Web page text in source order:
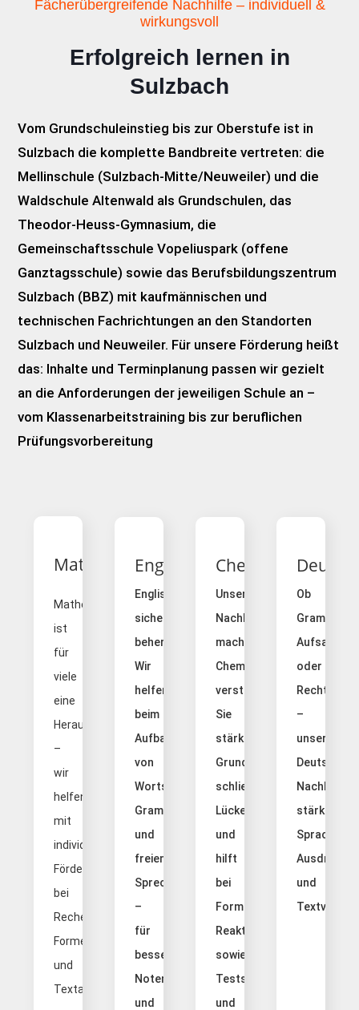
Fächerübergreifende Nachhilfe – individuell &
wirkungsvoll
Erfolgreich lernen in
Sulzbach
Vom Grundschuleinstieg bis zur Oberstufe ist in
Sulzbach die komplette Bandbreite vertreten: die
Mellinschule (Sulzbach-Mitte/Neuweiler) und die
Waldschule Altenwald als Grundschulen, das
Theodor-Heuss-Gymnasium, die
Gemeinschaftsschule Vopeliuspark (offene
Ganztagsschule) sowie das Berufsbildungszentrum
Sulzbach (BBZ) mit kaufmännischen und
technischen Fachrichtungen an den Standorten
Sulzbach und Neuweiler. Für unsere Förderung heißt
das: Inhalte und Terminplanung passen wir gezielt
an die Anforderungen der jeweiligen Schule an –
vom Klassenarbeitstraining bis zur beruflichen
Prüfungsvorbereitung
Mathematik
Mathe
ist
für
viele
eine
Herausforderung
–
wir
helfen
mit
individueller
Förderung
bei
Rechenwegen,
Formeln
und
Textaufgaben.
Englisch
Englisch
sicher
beherrschen:
Wir
helfen
beim
Aufbau
von
Wortschatz,
Grammatik
und
freiem
Sprechen
–
für
bessere
Noten
und
Chemie
Unsere
Nachhilfe
macht
Chemie
verständlich:
Sie
stärkt
Grundlagen,
schließt
Lücken
und
hilft
bei
Formeln,
Reaktionen
sowie
Tests
und
Ob
Grammatik,
Aufsatz
oder
–
unsere
Deutsch
Nachhilfe
stärkt
Ausdruck
und